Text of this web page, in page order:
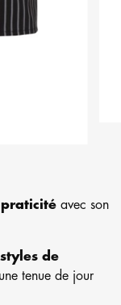
avec son
de
tenue de jour